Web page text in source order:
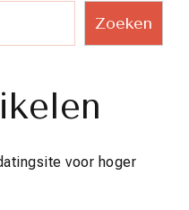
Zoeken
voor hoger